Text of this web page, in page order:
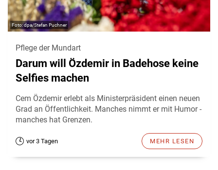
dpa/Stefan Puchner
Pflege der Mundart
Darum will Özdemir in Badehose keine
Selfies machen
Cem Özdemir erlebt als Ministerpräsident einen neuen
Grad an Öffentlichkeit. Manches nimmt er mit Humor -
manches hat Grenzen.
vor 3 Tagen MEHR LESEN